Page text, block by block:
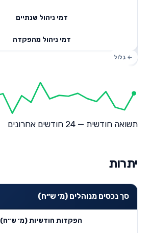
דמי ניהול שנתיים
דמי ניהול מהפקדה
תשואה חודשית — 24 חודשים אחרונים
יתרות
סך נכסים מנוהלים (מ׳ ש״ח)
הפקדות חודשיות (מ׳ ש״ח)